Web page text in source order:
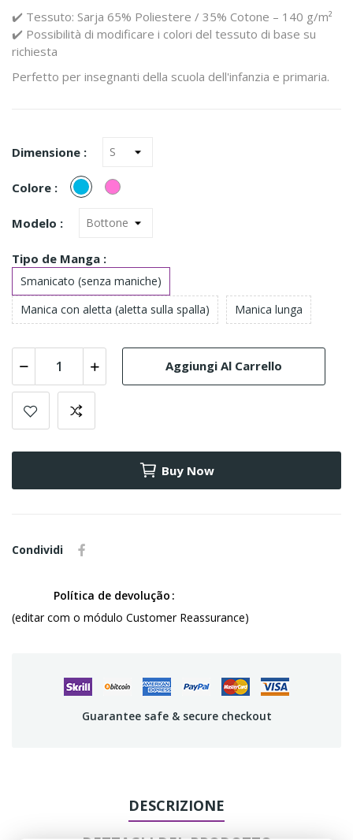
✔️ Tessuto: Sarja 65% Poliestere / 35% Cotone – 140 g/m²
✔️ Possibilità di modificare i colori del tessuto di base su
richiesta
Perfetto per insegnanti della scuola dell'infanzia e primaria.
Dimensione :
Colore : Turquesa
(Azul)
Rosa
Modelo :
Tipo de Manga :
Smanicato (senza maniche)
Manica con aletta (aletta sulla spalla)
Manica lunga
Aggiungi Al Carrello
Buy Now
Condividi
Política de devolução
(editar com o módulo Customer Reassurance)
Guarantee safe & secure checkout
DESCRIZIONE